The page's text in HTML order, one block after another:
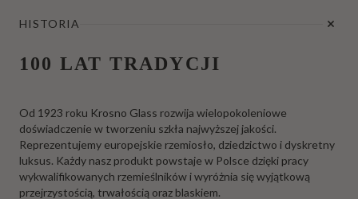
HISTORIA
100 LAT TRADYCJI
Od 1923 roku Krosno Glass rozwija wielopokoleniowe
doświadczenie w tworzeniu szkła najwyższej jakości.
Reprezentujemy europejskie rzemiosło, dziedzictwo i dyskretny
luksus. Każdy nasz produkt powstaje w Polsce dzięki pracy
wykwalifikowanych rzemieślników i wyróżnia się wyjątkową
przejrzystością, trwałością oraz blaskiem.